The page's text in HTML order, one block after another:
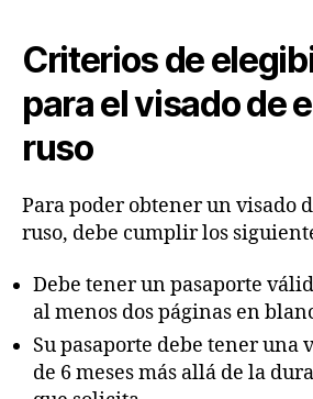
Criterios de
para el visado de
ruso
Para poder obtener un visado
ruso, debe cumplir los
Debe tener un pasaporte
al menos dos páginas en
Su pasaporte debe tener
de 6 meses más allá de la